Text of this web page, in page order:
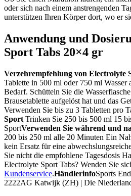
oder sich nach einem anstrengenden
unterstützen Ihren Körper dort, wo er
Anwendung und
Sport Tabs 20×4 gr
Verzehrempfehlung von Electrolyte
Tablette in 500 ml oder 750 ml Wasser
Bedarf. Schütteln Sie die
Brausetablette aufgelöst hat und das
Verwenden Sie bis zu 3 Tabletten pro
Sport Trinken Sie 250 bis 500 ml 15
SportVerwenden Sie während und
200 bis 250 ml alle 20 Minuten Ein
kein Ersatz für eine
Sie nicht die empfohlene Tagesdosis
Electrolyte Sport Tabs? Wenden Sie
Kundenservice.HändlerinfoSports
2222AG Katwijk (ZH) | Die